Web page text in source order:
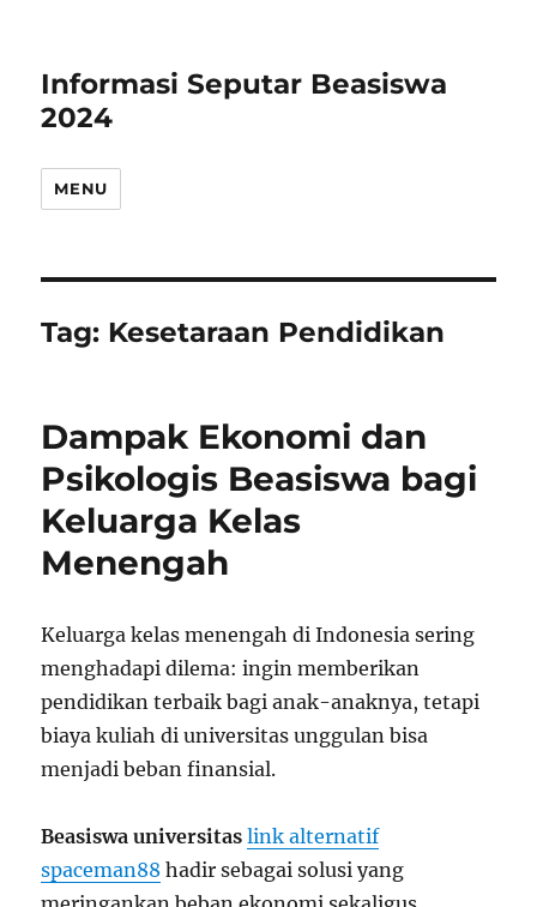
Informasi Seputar Beasiswa
2024
MENU
Tag: Kesetaraan Pendidikan
Dampak Ekonomi dan
Psikologis Beasiswa bagi
Keluarga Kelas
Menengah
Keluarga kelas menengah di Indonesia sering
menghadapi dilema: ingin memberikan
pendidikan terbaik bagi anak-anaknya, tetapi
biaya kuliah di universitas unggulan bisa
menjadi beban finansial.
Beasiswa universitas link alternatif
spaceman88 hadir sebagai solusi yang